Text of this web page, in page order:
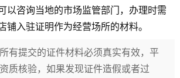
以咨询当地的市场监管部门，办理时需
铺入驻证明作为经营场所的材料。
有提交的证件材料必须真实有效，平
质核验，如果发现证件造假或者过